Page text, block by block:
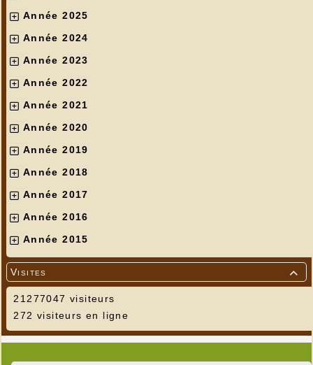
Année 2025
Année 2024
Année 2023
Année 2022
Année 2021
Année 2020
Année 2019
Année 2018
Année 2017
Année 2016
Année 2015

Visites
21277047 visiteurs
272 visiteurs en ligne